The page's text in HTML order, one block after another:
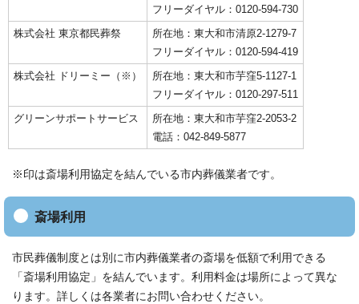
フリーダイヤル：0120-594-730
株式会社 東京都民葬祭
所在地：東大和市清原2-1279-7
フリーダイヤル：0120-594-419
株式会社 ドリーミー（※）
所在地：東大和市芋窪5-1127-1
フリーダイヤル：0120-297-511
グリーンサポートサービス
所在地：東大和市芋窪2-2053-2
電話：042-849-5877
※印は斎場利用協定を結んでいる市内葬儀業者です。
斎場利用
市民葬儀制度とは別に市内葬儀業者の斎場を低額で利用できる
「斎場利用協定」を結んでいます。利用料金は場所によって異な
ります。詳しくは各業者にお問い合わせください。